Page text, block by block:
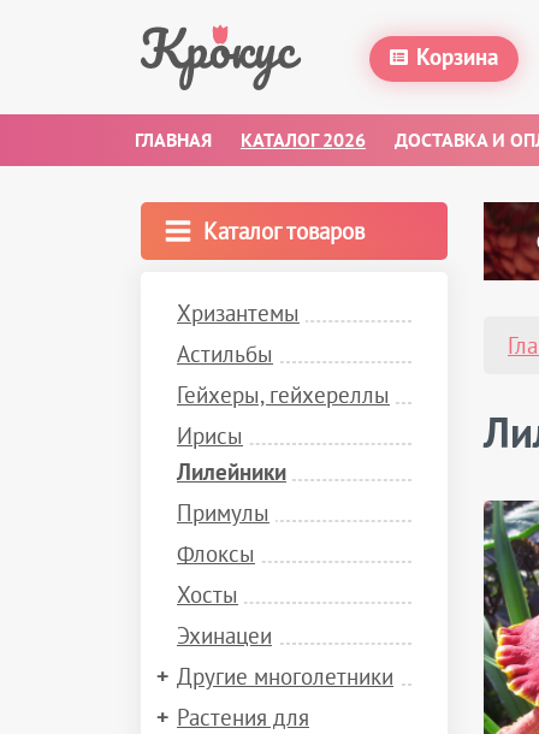
Корзина
ГЛАВНАЯ КАТАЛОГ 2026 ДОСТАВКА И
Каталог товаров
Хризантемы
Астильбы
Гейхеры, гейхереллы
Ирисы
Лилейники
Примулы
Флоксы
Хосты
Эхинацеи
Другие многолетники
Растения для